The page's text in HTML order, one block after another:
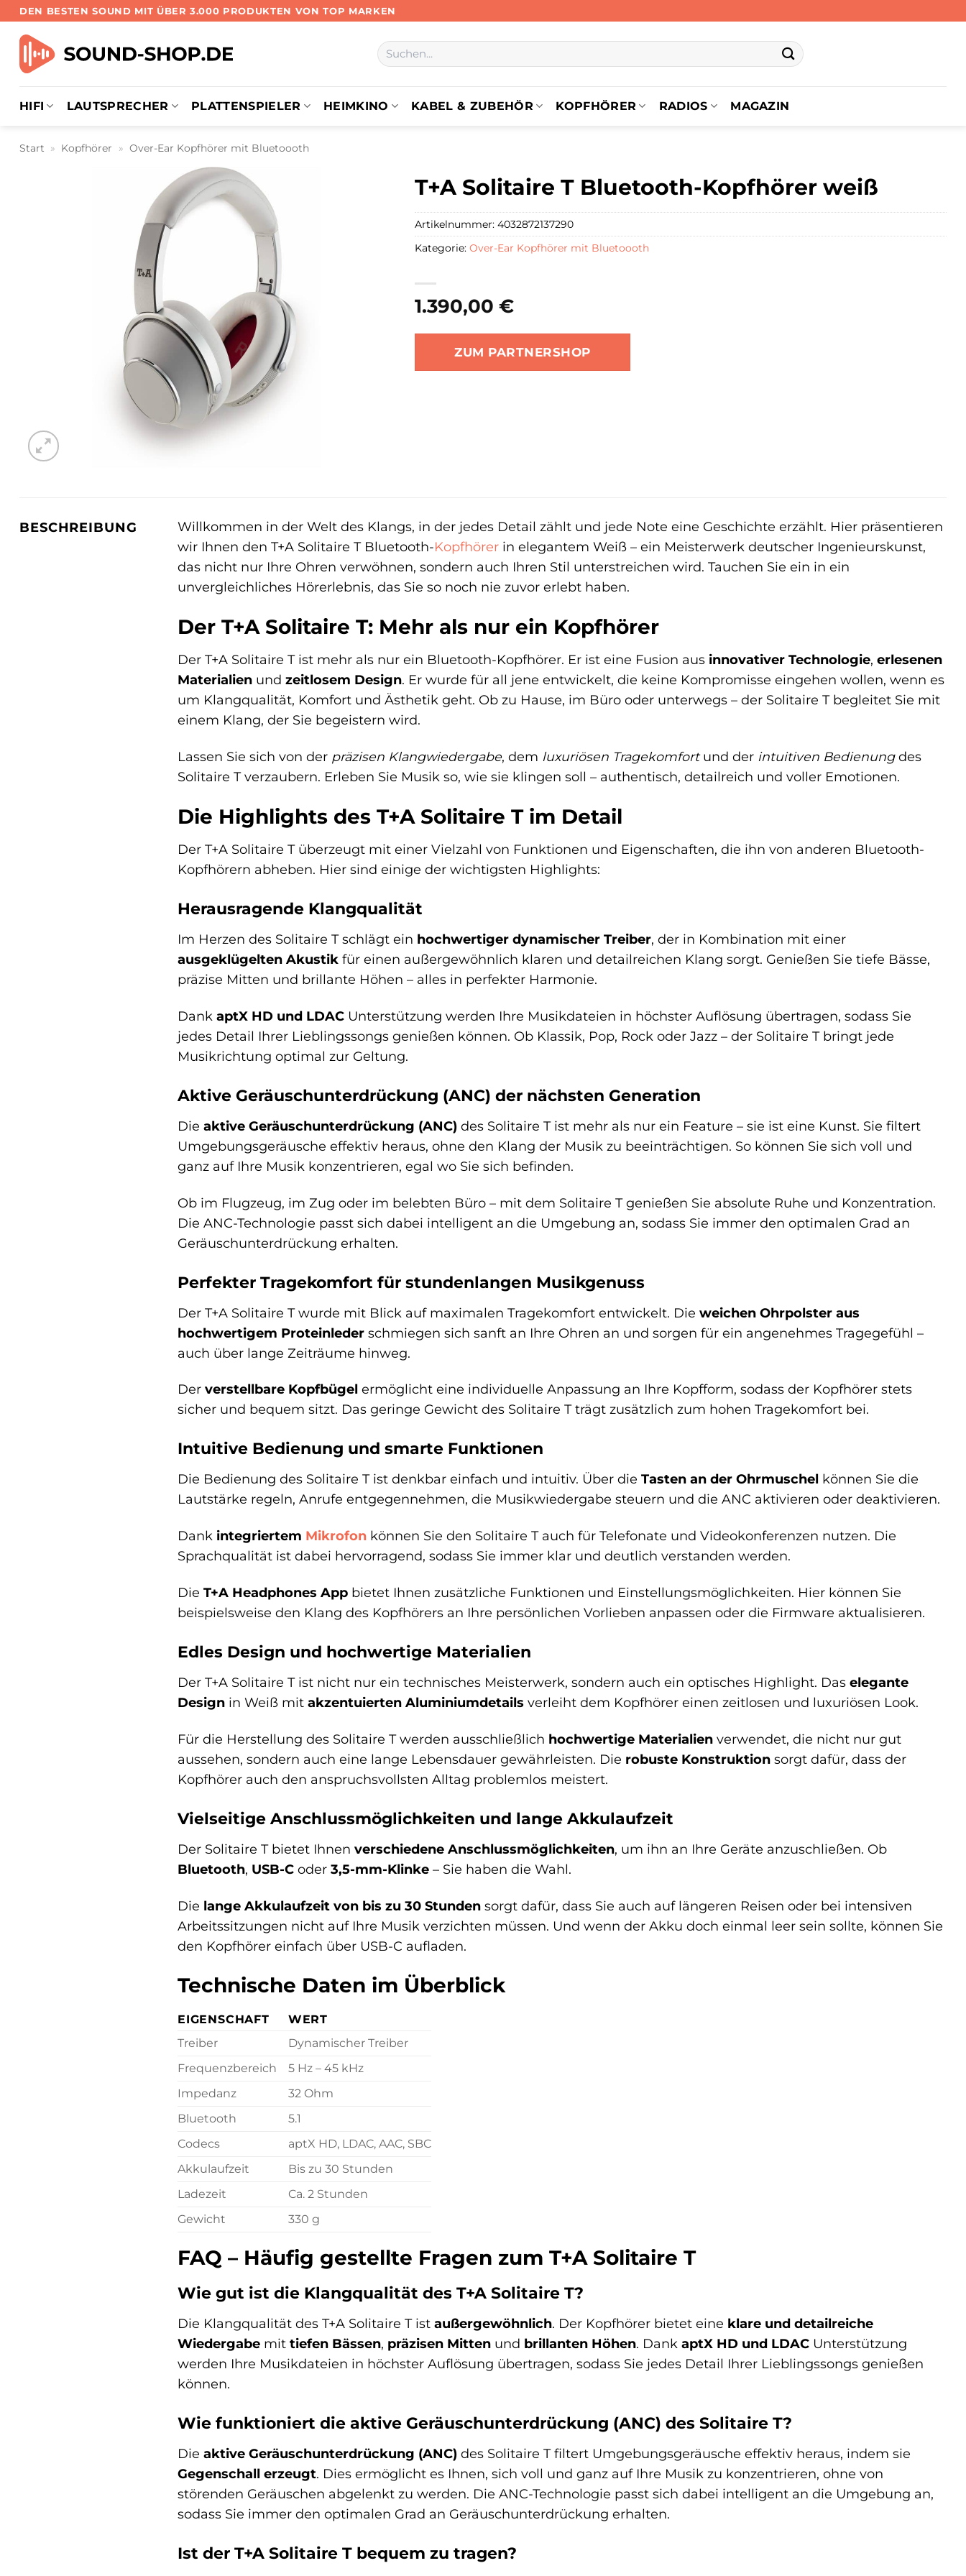
Zum
springen
DEN BESTEN SOUND MIT ÜBER 3.000 PRODUKTEN VON TOP MARKEN
Suchen
nach:
HIFI LAUTSPRECHER PLATTENSPIELER HEIMKINO KABEL & ZUBEHÖR KOPFHÖRER RADIOS MAGAZIN
Start » Kopfhörer » Over-Ear Kopfhörer mit Bluetoooth
T+A Solitaire T Bluetooth-Kopfhörer weiß
1.390,00 €
ZUM PARTNERSHOP
Artikelnummer: 4032872137290
Kategorie: Over-Ear Kopfhörer mit Bluetoooth
BESCHREIBUNG
Willkommen in der Welt des Klangs, in der jedes Detail zählt und jede Note eine Geschichte erzählt. Hier präsentieren
wir Ihnen den T+A Solitaire T Bluetooth-Kopfhörer in elegantem Weiß – ein Meisterwerk deutscher Ingenieurskunst,
das nicht nur Ihre Ohren verwöhnen, sondern auch Ihren Stil unterstreichen wird. Tauchen Sie ein in ein
unvergleichliches Hörerlebnis, das Sie so noch nie zuvor erlebt haben.
Der T+A Solitaire T: Mehr als nur ein Kopfhörer
Der T+A Solitaire T ist mehr als nur ein Bluetooth-Kopfhörer. Er ist eine Fusion aus innovativer Technologie, erlesenen
Materialien und zeitlosem Design. Er wurde für all jene entwickelt, die keine Kompromisse eingehen wollen, wenn es
um Klangqualität, Komfort und Ästhetik geht. Ob zu Hause, im Büro oder unterwegs – der Solitaire T begleitet Sie mit
einem Klang, der Sie begeistern wird.
Lassen Sie sich von der präzisen Klangwiedergabe, dem luxuriösen Tragekomfortund der intuitiven Bedienungdes
Solitaire T verzaubern. Erleben Sie Musik so, wie sie klingen soll – authentisch, detailreich und voller Emotionen.
Die Highlights des T+A Solitaire T im Detail
Der T+A Solitaire T überzeugt mit einer Vielzahl von Funktionen und Eigenschaften, die ihn von anderen Bluetooth-
Kopfhörern abheben. Hier sind einige der wichtigsten Highlights:
Herausragende Klangqualität
Im Herzen des Solitaire T schlägt ein hochwertiger dynamischer Treiber, der in Kombination mit einer
ausgeklügelten Akustik für einen außergewöhnlich klaren und detailreichen Klang sorgt. Genießen Sie tiefe Bässe,
präzise Mitten und brillante Höhen – alles in perfekter Harmonie.
Dank aptX HD und LDAC Unterstützung werden Ihre Musikdateien in höchster Auflösung übertragen, sodass Sie
jedes Detail Ihrer Lieblingssongs genießen können. Ob Klassik, Pop, Rock oder Jazz – der Solitaire T bringt jede
Musikrichtung optimal zur Geltung.
Aktive Geräuschunterdrückung (ANC) der nächsten Generation
Die aktive Geräuschunterdrückung (ANC) des Solitaire T ist mehr als nur ein Feature – sie ist eine Kunst. Sie filtert
Umgebungsgeräusche effektiv heraus, ohne den Klang der Musik zu beeinträchtigen. So können Sie sich voll und
ganz auf Ihre Musik konzentrieren, egal wo Sie sich befinden.
Ob im Flugzeug, im Zug oder im belebten Büro – mit dem Solitaire T genießen Sie absolute Ruhe und Konzentration.
Die ANC-Technologie passt sich dabei intelligent an die Umgebung an, sodass Sie immer den optimalen Grad an
Geräuschunterdrückung erhalten.
Perfekter Tragekomfort für stundenlangen Musikgenuss
Der T+A Solitaire T wurde mit Blick auf maximalen Tragekomfort entwickelt. Die weichen Ohrpolster aus
hochwertigem Proteinleder schmiegen sich sanft an Ihre Ohren an und sorgen für ein angenehmes Tragegefühl –
auch über lange Zeiträume hinweg.
Der verstellbare Kopfbügel ermöglicht eine individuelle Anpassung an Ihre Kopfform, sodass der Kopfhörer stets
sicher und bequem sitzt. Das geringe Gewicht des Solitaire T trägt zusätzlich zum hohen Tragekomfort bei.
Intuitive Bedienung und smarte Funktionen
Die Bedienung des Solitaire T ist denkbar einfach und intuitiv. Über die Tasten an der Ohrmuschel können Sie die
Lautstärke regeln, Anrufe entgegennehmen, die Musikwiedergabe steuern und die ANC aktivieren oder deaktivieren.
Dank integriertem Mikrofon können Sie den Solitaire T auch für Telefonate und Videokonferenzen nutzen. Die
Sprachqualität ist dabei hervorragend, sodass Sie immer klar und deutlich verstanden werden.
Die T+A Headphones App bietet Ihnen zusätzliche Funktionen und Einstellungsmöglichkeiten. Hier können Sie
beispielsweise den Klang des Kopfhörers an Ihre persönlichen Vorlieben anpassen oder die Firmware aktualisieren.
Edles Design und hochwertige Materialien
Der T+A Solitaire T ist nicht nur ein technisches Meisterwerk, sondern auch ein optisches Highlight. Das elegante
Design in Weiß mit akzentuierten Aluminiumdetails verleiht dem Kopfhörer einen zeitlosen und luxuriösen Look.
Für die Herstellung des Solitaire T werden ausschließlich hochwertige Materialien verwendet, die nicht nur gut
aussehen, sondern auch eine lange Lebensdauer gewährleisten. Die robuste Konstruktion sorgt dafür, dass der
Kopfhörer auch den anspruchsvollsten Alltag problemlos meistert.
Vielseitige Anschlussmöglichkeiten und lange Akkulaufzeit
Der Solitaire T bietet Ihnen verschiedene Anschlussmöglichkeiten, um ihn an Ihre Geräte anzuschließen. Ob
Bluetooth, USB-C oder 3,5-mm-Klinke – Sie haben die Wahl.
Die lange Akkulaufzeit von bis zu 30 Stunden sorgt dafür, dass Sie auch auf längeren Reisen oder bei intensiven
Arbeitssitzungen nicht auf Ihre Musik verzichten müssen. Und wenn der Akku doch einmal leer sein sollte, können Sie
den Kopfhörer einfach über USB-C aufladen.
Technische Daten im Überblick
EIGENSCHAFT
WERT
Treiber
Dynamischer Treiber
Frequenzbereich
5 Hz – 45 kHz
Impedanz
32 Ohm
Bluetooth
5.1
Codecs
aptX HD, LDAC, AAC, SBC
Akkulaufzeit
Bis zu 30 Stunden
Ladezeit
Ca. 2 Stunden
Gewicht
330 g
FAQ – Häufig gestellte Fragen zum T+A Solitaire T
Wie gut ist die Klangqualität des T+A Solitaire T?
Die Klangqualität des T+A Solitaire T ist außergewöhnlich. Der Kopfhörer bietet eine klare und detailreiche
Wiedergabe mit tiefen Bässen, präzisen Mitten und brillanten Höhen. Dank aptX HD und LDAC Unterstützung
werden Ihre Musikdateien in höchster Auflösung übertragen, sodass Sie jedes Detail Ihrer Lieblingssongs genießen
können.
Wie funktioniert die aktive Geräuschunterdrückung (ANC) des Solitaire T?
Die aktive Geräuschunterdrückung (ANC) des Solitaire T filtert Umgebungsgeräusche effektiv heraus, indem sie
Gegenschall erzeugt. Dies ermöglicht es Ihnen, sich voll und ganz auf Ihre Musik zu konzentrieren, ohne von
störenden Geräuschen abgelenkt zu werden. Die ANC-Technologie passt sich dabei intelligent an die Umgebung an,
sodass Sie immer den optimalen Grad an Geräuschunterdrückung erhalten.
Ist der T+A Solitaire T bequem zu tragen?